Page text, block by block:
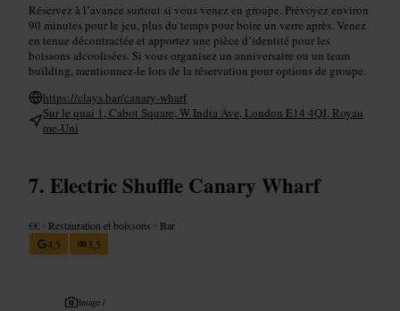
Réservez à l’avance surtout si vous venez en groupe. Prévoyez environ
90 minutes pour le jeu, plus du temps pour boire un verre après. Venez
en tenue décontractée et apportez une pièce d’identité pour les
boissons alcoolisées. Si vous organisez un anniversaire ou un team
building, mentionnez-le lors de la réservation pour options de groupe.
https://clays.bar/canary-wharf
Sur le quai 1, Cabot Square, W India Ave, London E14 4QJ, Royau
me-Uni
Electric Shuffle Canary Wharf
€€ • Restauration et boissons • Bar
4,5
3,5
Image /